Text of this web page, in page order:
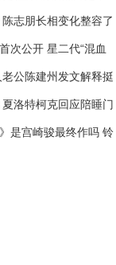
志朋长相变化整容了
次公开 星二代“混血
公陈建州发文解释挺
洛特柯克回应陪睡门
是宫崎骏最终作吗 铃